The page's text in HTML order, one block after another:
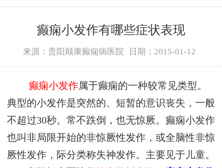
癫痫小发作有哪些症状表现
来源：贵阳颠康癫痫病医院 日期：2015-01-12
癫痫小发作属于癫痫的一种较常见类型。
典型的小发作是突然的、短暂的意识丧失，一般
不超过30秒。常不跌倒，也无惊厥。癫痫小发作
也叫非局限开始的非惊厥性发作，或全脑性非惊
厥性发作，际分类称失神发作。主要见于儿童。